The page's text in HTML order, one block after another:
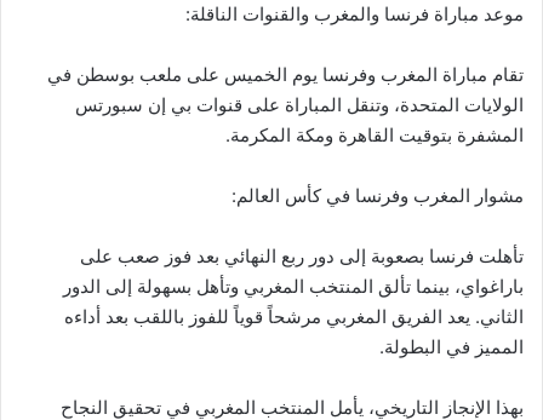
موعد مباراة فرنسا والمغرب والقنوات الناقلة:
تقام مباراة المغرب وفرنسا يوم الخميس على ملعب بوسطن في
الولايات المتحدة، وتنقل المباراة على قنوات بي إن سبورتس
المشفرة بتوقيت القاهرة ومكة المكرمة.
مشوار المغرب وفرنسا في كأس العالم:
تأهلت فرنسا بصعوبة إلى دور ربع النهائي بعد فوز صعب على
باراغواي، بينما تألق المنتخب المغربي وتأهل بسهولة إلى الدور
الثاني. يعد الفريق المغربي مرشحاً قوياً للفوز باللقب بعد أداءه
المميز في البطولة.
بهذا الإنجاز التاريخي، يأمل المنتخب المغربي في تحقيق النجاح